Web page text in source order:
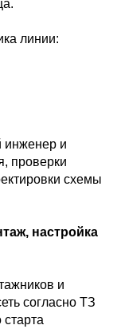
линии:
инженер и
проверки
схемы
настройка
и
согласно ТЗ